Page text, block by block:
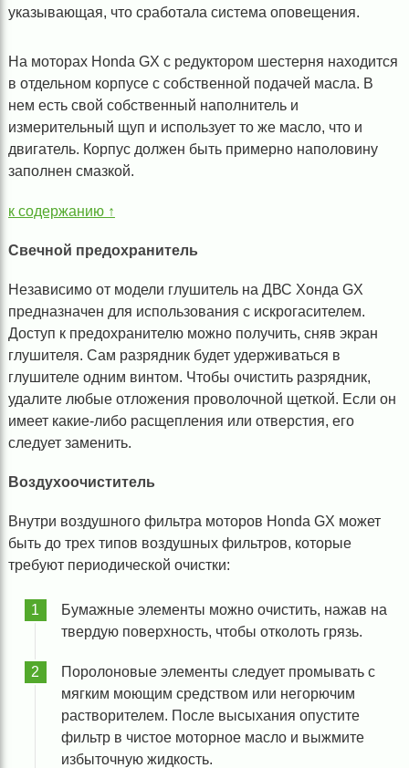
указывающая, что сработала система оповещения.
На моторах Honda GX с редуктором шестерня находится
в отдельном корпусе с собственной подачей масла. В
нем есть свой собственный наполнитель и
измерительный щуп и использует то же масло, что и
двигатель. Корпус должен быть примерно наполовину
заполнен смазкой.
к содержанию ↑
Свечной предохранитель
Независимо от модели глушитель на ДВС Хонда GX
предназначен для использования с искрогасителем.
Доступ к предохранителю можно получить, сняв экран
глушителя. Сам разрядник будет удерживаться в
глушителе одним винтом. Чтобы очистить разрядник,
удалите любые отложения проволочной щеткой. Если он
имеет какие-либо расщепления или отверстия, его
следует заменить.
Воздухоочиститель
Внутри воздушного фильтра моторов Honda GX может
быть до трех типов воздушных фильтров, которые
требуют периодической очистки:
Бумажные элементы можно очистить, нажав на
твердую поверхность, чтобы отколоть грязь.
Поролоновые элементы следует промывать с
мягким моющим средством или негорючим
растворителем. После высыхания опустите
фильтр в чистое моторное масло и выжмите
избыточную жидкость.